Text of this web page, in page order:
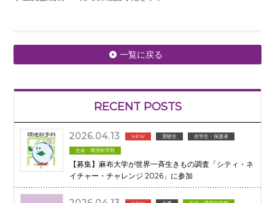
一覧に戻る
RECENT POSTS
2026.04.13 NEW 受験生 在学生・保護者
生命・環境科学部
【募集】麻布大学が世界一斉生きもの調査「シティ・ネ
イチャー・チャレンジ 2026」に参加